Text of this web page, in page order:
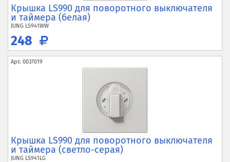
Крышка LS990 для поворотного выключателя
и таймера (белая)
JUNG LS941WW
248
Арт. 0037019
Крышка LS990 для поворотного выключателя
и таймера (светло-серая)
JUNG LS941LG